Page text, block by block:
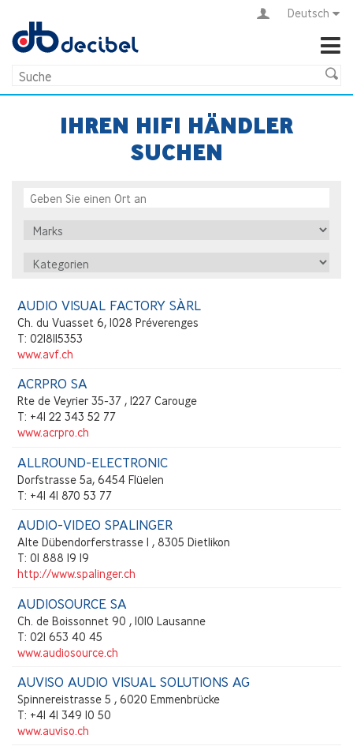
Deutsch
IHREN HIFI HÄNDLER
SUCHEN
AUDIO VISUAL FACTORY SÀRL
Ch. du Vuasset 6, 1028 Préverenges
T: 0218115353
www.avf.ch
ACRPRO SA
Rte de Veyrier 35-37 , 1227 Carouge
T: +41 22 343 52 77
www.acrpro.ch
ALLROUND-ELECTRONIC
Dorfstrasse 5a, 6454 Flüelen
T: +41 41 870 53 77
AUDIO-VIDEO SPALINGER
Alte Dübendorferstrasse 1 , 8305 Dietlikon
T: 01 888 19 19
http://www.spalinger.ch
AUDIOSOURCE SA
Ch. de Boissonnet 90 , 1010 Lausanne
T: 021 653 40 45
www.audiosource.ch
AUVISO AUDIO VISUAL SOLUTIONS AG
Spinnereistrasse 5 , 6020 Emmenbrücke
T: +41 41 349 10 50
www.auviso.ch